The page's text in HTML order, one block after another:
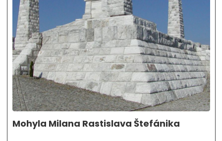
Mohyla Milana Rastislava Štefánika